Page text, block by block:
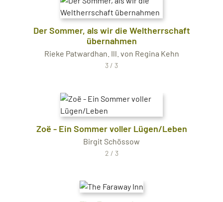
Der Sommer, als wir die Weltherrschaft
übernahmen
Rieke Patwardhan. Ill. von Regina Kehn
3 / 3
Zoë - Ein Sommer voller Lügen/Leben
Birgit Schössow
2 / 3